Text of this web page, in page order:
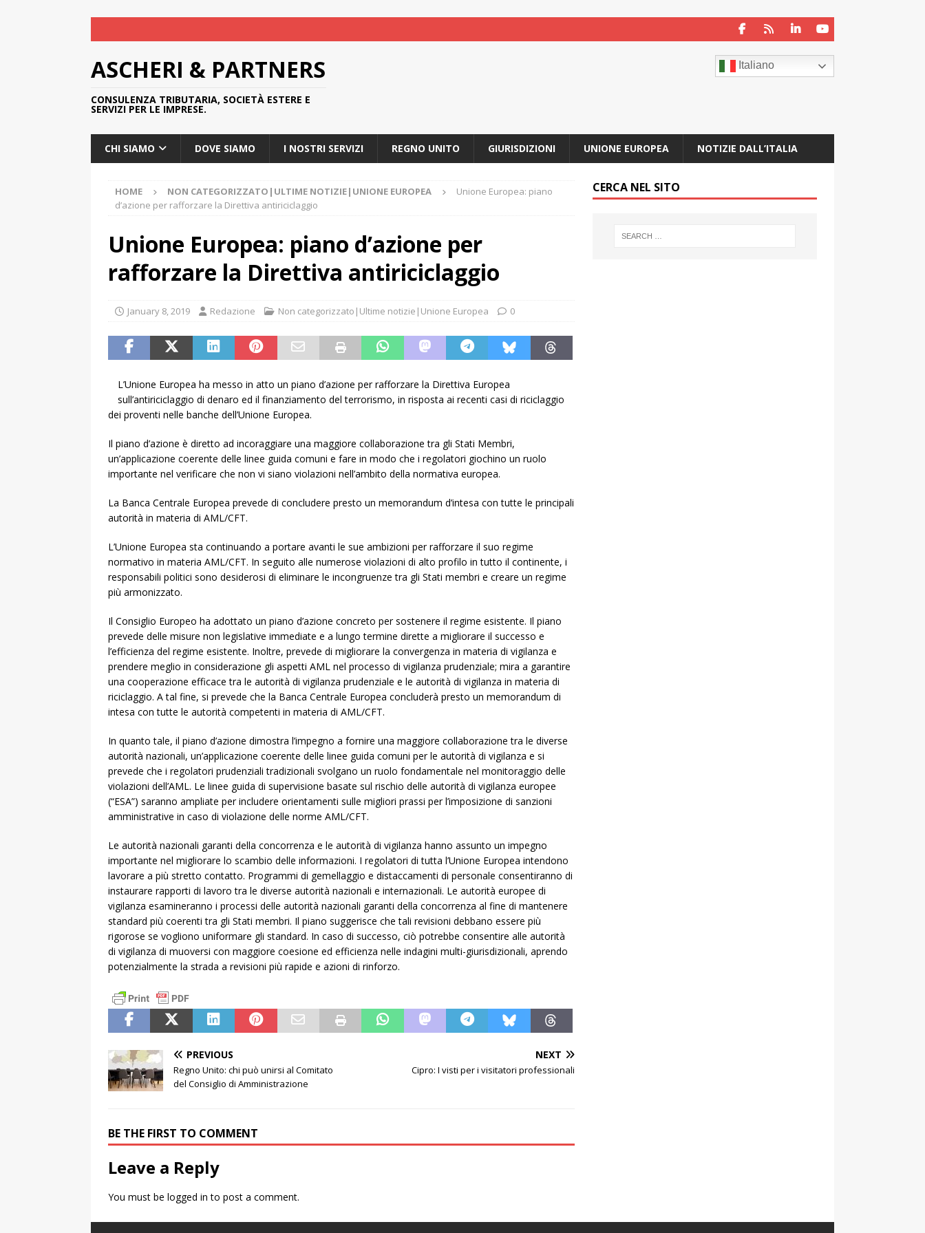
ASCHERI & PARTNERS
CONSULENZA TRIBUTARIA, SOCIETÀ ESTERE E
SERVIZI PER LE IMPRESE.
Italiano
CHI SIAMO DOVE SIAMO I NOSTRI SERVIZI REGNO UNITO GIURISDIZIONI UNIONE EUROPEA NOTIZIE DALL’ITALIA
HOME NON CATEGORIZZATO|ULTIME NOTIZIE|UNIONE EUROPEA
Unione Europea: piano
d’azione per rafforzare la Direttiva antiriciclaggio
Unione Europea: piano d’azione per
rafforzare la Direttiva antiriciclaggio
January 8, 2019 Redazione Non categorizzato|Ultime notizie|Unione Europea 0
L’Unione Europea ha messo in atto un piano d’azione per rafforzare la Direttiva Europea
sull’antiriciclaggio di denaro ed il finanziamento del terrorismo, in risposta ai recenti casi di riciclaggio
dei proventi nelle banche dell’Unione Europea.
Il piano d’azione è diretto ad incoraggiare una maggiore collaborazione tra gli Stati Membri,
un’applicazione coerente delle linee guida comuni e fare in modo che i regolatori giochino un ruolo
importante nel verificare che non vi siano violazioni nell’ambito della normativa europea.
La Banca Centrale Europea prevede di concludere presto un memorandum d’intesa con tutte le principali
autorità in materia di AML/CFT.
L’Unione Europea sta continuando a portare avanti le sue ambizioni per rafforzare il suo regime
normativo in materia AML/CFT. In seguito alle numerose violazioni di alto profilo in tutto il continente, i
responsabili politici sono desiderosi di eliminare le incongruenze tra gli Stati membri e creare un regime
più armonizzato.
Il Consiglio Europeo ha adottato un piano d’azione concreto per sostenere il regime esistente. Il piano
prevede delle misure non legislative immediate e a lungo termine dirette a migliorare il successo e
l’efficienza del regime esistente. Inoltre, prevede di migliorare la convergenza in materia di vigilanza e
prendere meglio in considerazione gli aspetti AML nel processo di vigilanza prudenziale; mira a garantire
una cooperazione efficace tra le autorità di vigilanza prudenziale e le autorità di vigilanza in materia di
riciclaggio. A tal fine, si prevede che la Banca Centrale Europea concluderà presto un memorandum di
intesa con tutte le autorità competenti in materia di AML/CFT.
In quanto tale, il piano d’azione dimostra l’impegno a fornire una maggiore collaborazione tra le diverse
autorità nazionali, un’applicazione coerente delle linee guida comuni per le autorità di vigilanza e si
prevede che i regolatori prudenziali tradizionali svolgano un ruolo fondamentale nel monitoraggio delle
violazioni dell’AML. Le linee guida di supervisione basate sul rischio delle autorità di vigilanza europee
(“ESA”) saranno ampliate per includere orientamenti sulle migliori prassi per l’imposizione di sanzioni
amministrative in caso di violazione delle norme AML/CFT.
Le autorità nazionali garanti della concorrenza e le autorità di vigilanza hanno assunto un impegno
importante nel migliorare lo scambio delle informazioni. I regolatori di tutta l’Unione Europea intendono
lavorare a più stretto contatto. Programmi di gemellaggio e distaccamenti di personale consentiranno di
instaurare rapporti di lavoro tra le diverse autorità nazionali e internazionali. Le autorità europee di
vigilanza esamineranno i processi delle autorità nazionali garanti della concorrenza al fine di mantenere
standard più coerenti tra gli Stati membri. Il piano suggerisce che tali revisioni debbano essere più
rigorose se vogliono uniformare gli standard. In caso di successo, ciò potrebbe consentire alle autorità
di vigilanza di muoversi con maggiore coesione ed efficienza nelle indagini multi-giurisdizionali, aprendo
potenzialmente la strada a revisioni più rapide e azioni di rinforzo.
PREVIOUS
Regno Unito: chi può unirsi al Comitato
del Consiglio di Amministrazione
NEXT
Cipro: I visti per i visitatori professionali
BE THE FIRST TO COMMENT
Leave a Reply
You must be logged in to post a comment.
CERCA NEL SITO